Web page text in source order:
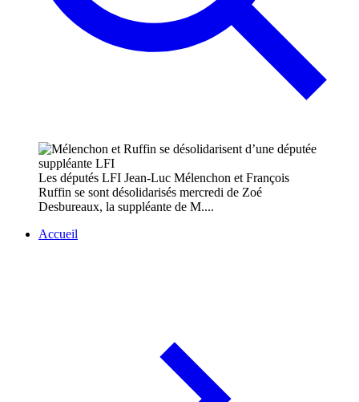
Les députés LFI Jean-Luc Mélenchon et François
Ruffin se sont désolidarisés mercredi de Zoé
Desbureaux, la suppléante de M....
Accueil